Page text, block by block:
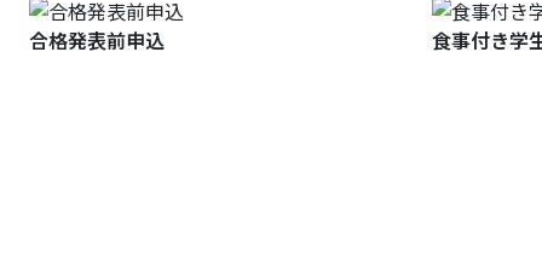
合格発表前申込 食事付き学